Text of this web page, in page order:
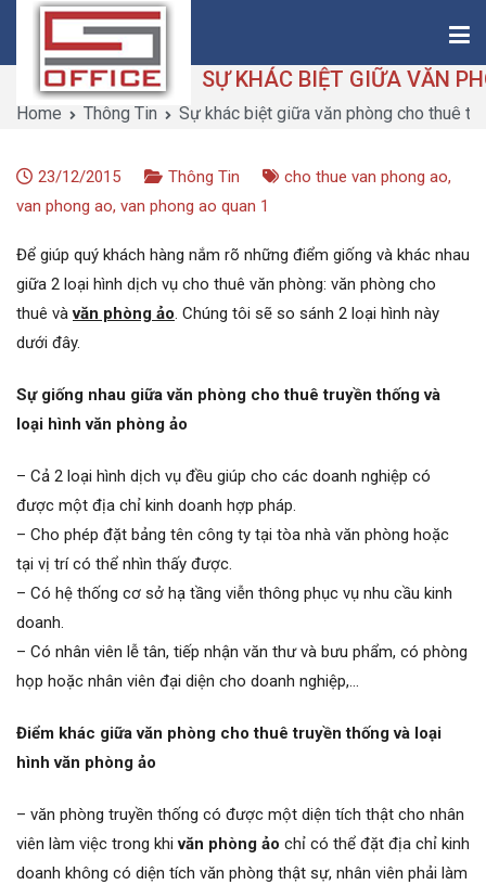
content
Saigon-Office
Saving Is Solution
Home Thông Tin Sự khác biệt giữa văn phòng cho thuê
23/12/2015 Thông Tin cho thue van phong ao,
van phong ao, van phong ao quan 1
Để giúp quý khách hàng nắm rõ những điểm giống và khác nhau
giữa 2 loại hình dịch vụ cho thuê văn phòng: văn phòng cho
thuê vàvăn phòng ảo. Chúng tôi sẽ so sánh 2 loại hình này
dưới đây.
Sự giống nhau giữa văn phòng cho thuê truyền thống và
loại hình văn phòng ảo
– Cả 2 loại hình dịch vụ đều giúp cho các doanh nghiệp có
được một địa chỉ kinh doanh hợp pháp.
– Cho phép đặt bảng tên công ty tại tòa nhà văn phòng hoặc
tại vị trí có thể nhìn thấy được.
– Có hệ thống cơ sở hạ tầng viễn thông phục vụ nhu cầu kinh
doanh.
– Có nhân viên lễ tân, tiếp nhận văn thư và bưu phẩm, có phòng
họp hoặc nhân viên đại diện cho doanh nghiệp,…
Điểm khác giữa văn phòng cho thuê truyền thống và loại
hình văn phòng ảo
– văn phòng truyền thống có được một diện tích thật cho nhân
viên làm việc trong khivăn phòng ảo chỉ có thể đặt địa chỉ kinh
doanh không có diện tích văn phòng thật sự, nhân viên phải làm